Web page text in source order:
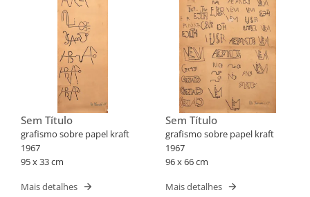
Sem Título
grafismo sobre papel kraft
1967
95 x 33 cm
Mais detalhes
Sem Título
grafismo sobre papel kraft
1967
96 x 66 cm
Mais detalhes